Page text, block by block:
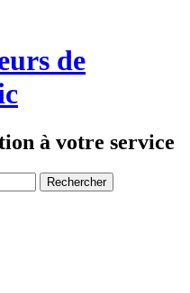
de
à votre service